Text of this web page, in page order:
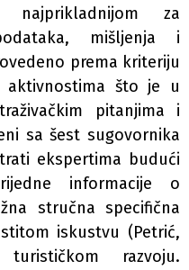
za
mišljenja i
prema kriteriju
aktivnostima što je u
pitanjima i
sa šest sugovornika
ekspertima budući
informacije o
stručna specifična
iskustvu (Petrić,
razvoju.